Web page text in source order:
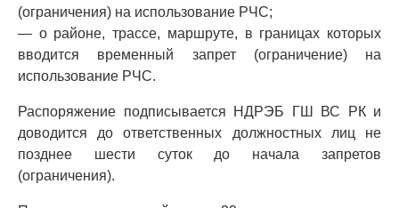
(ограничения) на использование РЧС;
— о районе, трассе, маршруте, в границах которых
вводится временный запрет (ограничение) на
использование РЧС.
Распоряжение подписывается НДРЭБ ГШ ВС РК и
доводится до ответственных должностных лиц не
позднее шести суток до начала запретов
(ограничения).